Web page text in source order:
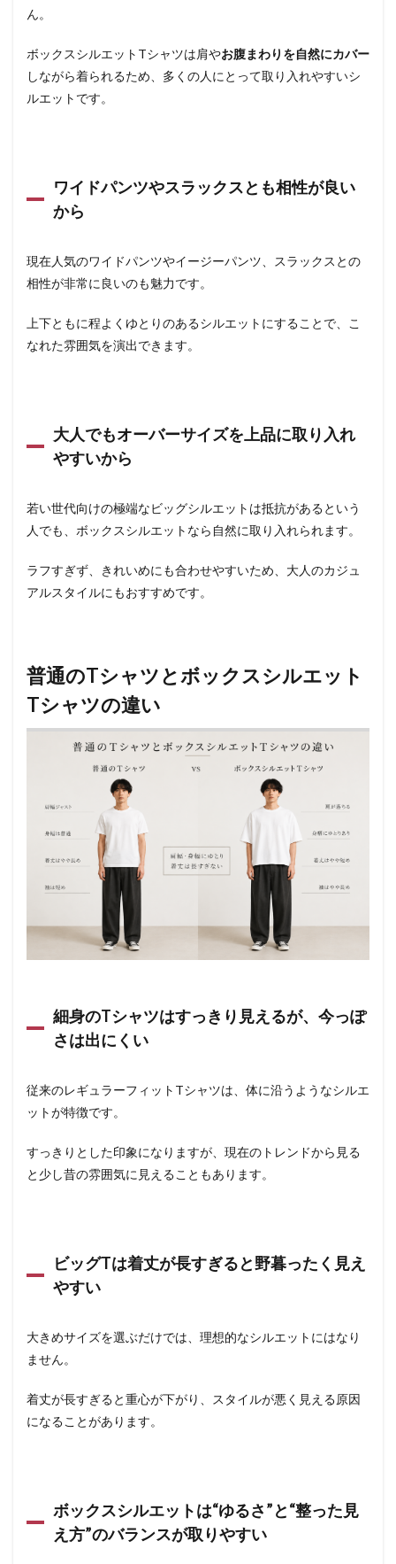
ん。
ボックスシルエットTシャツは肩やお腹まわりを自然にカバー
しながら着られるため、多くの人にとって取り入れやすいシ
ルエットです。
ワイドパンツやスラックスとも相性が良い
から
現在人気のワイドパンツやイージーパンツ、スラックスとの
相性が非常に良いのも魅力です。
上下ともに程よくゆとりのあるシルエットにすることで、こ
なれた雰囲気を演出できます。
大人でもオーバーサイズを上品に取り入れ
やすいから
若い世代向けの極端なビッグシルエットは抵抗があるという
人でも、ボックスシルエットなら自然に取り入れられます。
ラフすぎず、きれいめにも合わせやすいため、大人のカジュ
アルスタイルにもおすすめです。
普通のTシャツとボックスシルエット
Tシャツの違い
細身のTシャツはすっきり見えるが、今っぽ
さは出にくい
従来のレギュラーフィットTシャツは、体に沿うようなシルエ
ットが特徴です。
すっきりとした印象になりますが、現在のトレンドから見る
と少し昔の雰囲気に見えることもあります。
ビッグTは着丈が長すぎると野暮ったく見え
やすい
大きめサイズを選ぶだけでは、理想的なシルエットにはなり
ません。
着丈が長すぎると重心が下がり、スタイルが悪く見える原因
になることがあります。
ボックスシルエットは“ゆるさ”と“整った見
え方”のバランスが取りやすい